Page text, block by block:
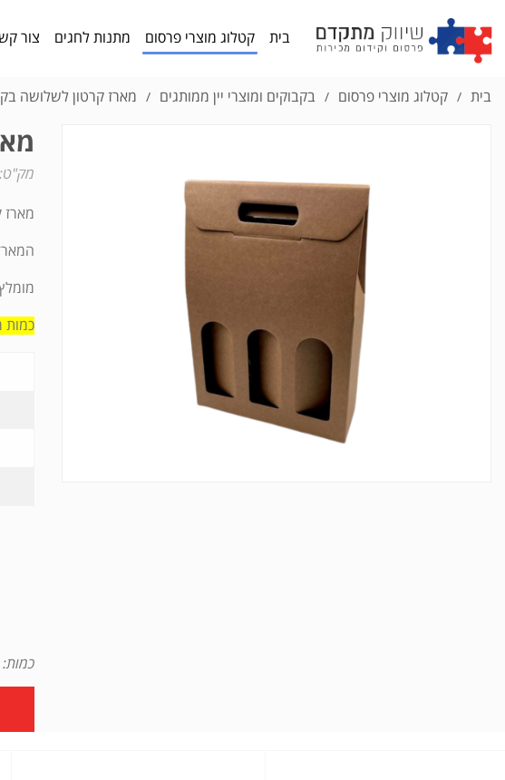
בית קטלוג מוצרי פרסום מתנות לחגים צור
בית / קטלוג מוצרי פרסום / בקבוקים ומוצרי יין ממותגים / מארז קרטון לשלושה
מק"ט:
מארז
כמות
כמות: